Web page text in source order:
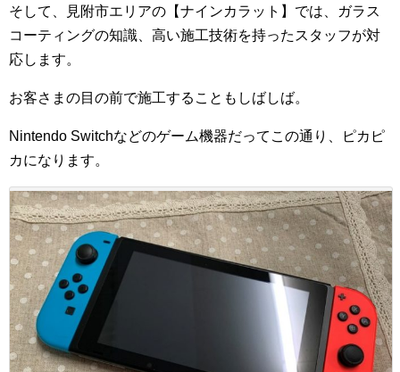
そして、見附市エリアの【ナインカラット】では、ガラス
コーティングの知識、高い施工技術を持ったスタッフが対
応します。
お客さまの目の前で施工することもしばしば。
Nintendo Switchなどのゲーム機器だってこの通り、ピカピ
カになります。